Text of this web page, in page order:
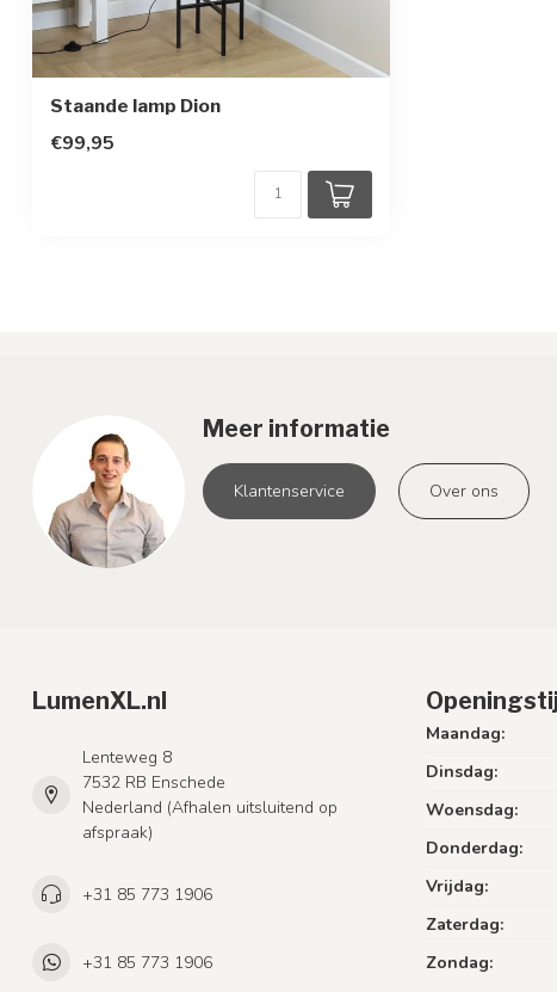
Staande lamp Dion
€99,95
Meer informatie
Klantenservice Over ons
LumenXL.nl
Lenteweg 8
7532 RB Enschede
Nederland (Afhalen uitsluitend op
afspraak)
+31 85 773 1906
+31 85 773 1906
Maandag:
Dinsdag:
Woensdag:
Donderdag:
Vrijdag:
Zaterdag:
Zondag: